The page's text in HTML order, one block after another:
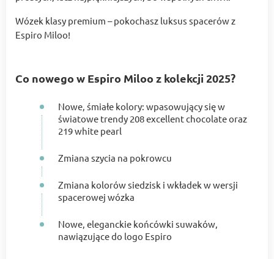
Wózek klasy premium – pokochasz luksus spacerów z
Espiro Miloo!
Co nowego w Espiro Miloo z kolekcji 2025?
Nowe, śmiałe kolory: wpasowujący się w
światowe trendy 208 excellent chocolate oraz
219 white pearl
Zmiana szycia na pokrowcu
Zmiana kolorów siedzisk i wkładek w wersji
spacerowej wózka
Nowe, eleganckie końcówki suwaków,
nawiązujące do logo Espiro